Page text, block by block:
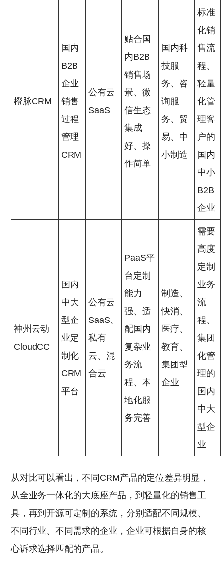
橙脉CRM
国内
B2B
企业
销售
过程
管理
CRM
公有云
SaaS
贴合国
内B2B
销售场
景、微
信生态
集成
好、操
作简单
国内科
技服
务、咨
询服
务、贸
易、中
小制造
标准
化销
售流
程、
轻量
化管
理客
户的
国内
中小
B2B
企业
神州云动
CloudCC
国内
中大
型企
业定
制化
CRM
平台
公有云
SaaS、
私有
云、混
合云
PaaS平
台定制
能力
强、适
配国内
复杂业
务流
程、本
地化服
务完善
制造、
快消、
医疗、
教育、
集团型
企业
需要
高度
定制
业务
流
程、
集团
化管
理的
国内
中大
型企
业
从对比可以看出，不同CRM产品的定位差异明显，
从全业务一体化的大底座产品，到轻量化的销售工
具，再到开源可定制的系统，分别适配不同规模、
不同行业、不同需求的企业，企业可根据自身的核
心诉求选择匹配的产品。